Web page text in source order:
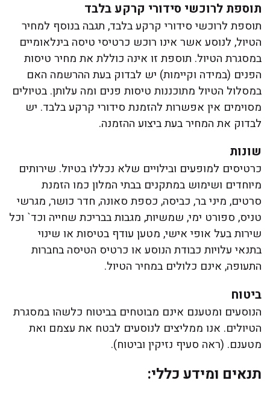
תוספת לרוכשי סידורי קרקע בלבד
תוספת לרוכשי סידורי קרקע בלבד, תגבה בנוסף למחיר
הטיול, לנוסע אשר אינו רוכש כרטיסי טיסה בינלאומיים
במסגרת הטיול. תוספת זו אינה כוללת את מחיר טיסות
הפנים (במידה וקיימות) יש לבדוק בעת ההרשמה האם
במסלול הטיול מתוכננות טיסות פנים ומה עלותן. בטיולים
מסוימים אין אפשרות להזמנת סידורי קרקע בלבד. יש
לבדוק את המחיר בעת ביצוע ההזמנה.
שונות
כרטיסים למופעים ובילויים שלא נכללו בטיול. שירותים
מיוחדים ושימוש במתקנים בבתי המלון כמו הזמנת
סרטים, מיני בר, כביסה, כספת סאונה, חדר כושר, מגרשי
טניס, ספורט ימי, שמשיות, מגבות בבריכת שחייה וכד` וכל
שירות בעל אופי אישי, מטען עודף בטיסות או שינוי
בתנאי עלויות כבודת הנוסע או כרטיס הטיסה בחברות
התעופה, אינם כלולים במחיר הטיול.
ביטוח
הנוסעים ומטענם אינם מבוטחים בביטוח כלשהו במסגרת
הטיולים. אנו ממליצים לנוסעים לבטח את עצמם ואת
מטענם. (ראה סעיף נזיקין וביטוח).
תנאים ומידע כללי: